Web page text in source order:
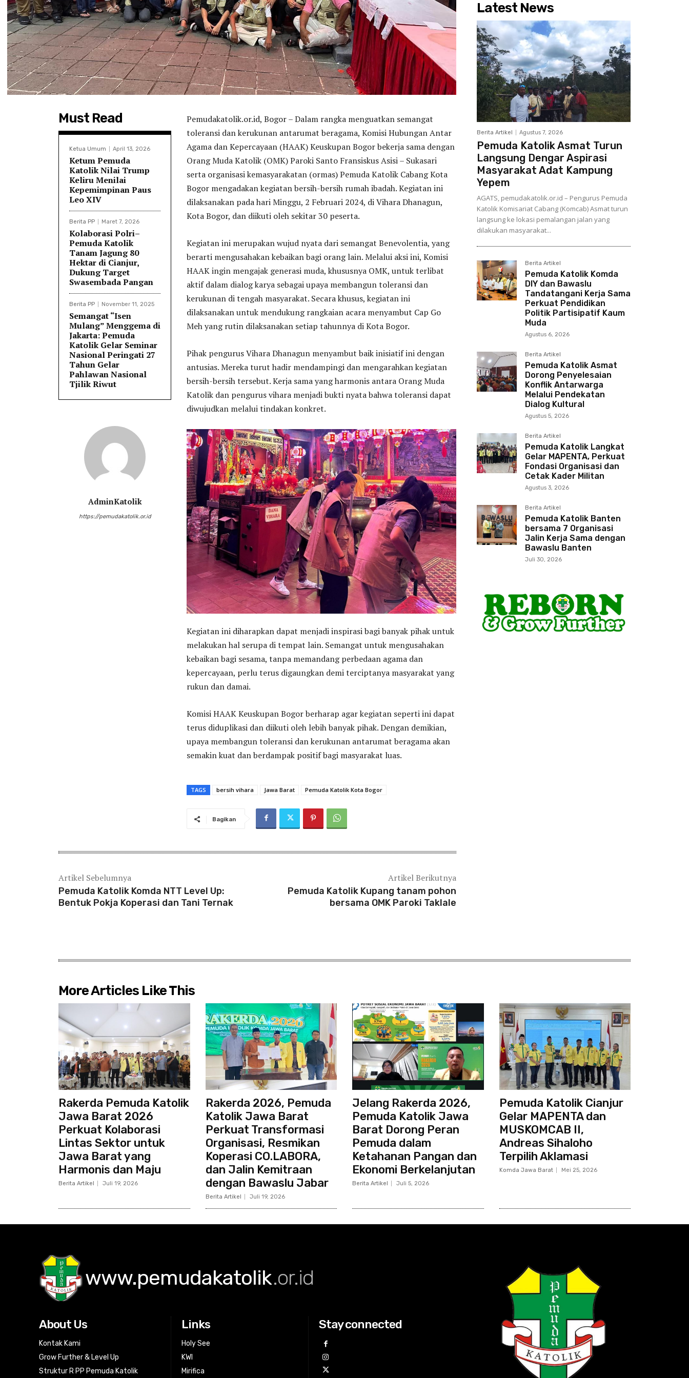
Must Read
Ketua Umum April 13, 2026
Ketum Pemuda
Katolik Nilai Trump
Keliru Menilai
Kepemimpinan Paus
Leo XIV
Berita PP Maret 7, 2026
Kolaborasi Polri–
Pemuda Katolik
Tanam Jagung 80
Hektar di Cianjur,
Dukung Target
Swasembada Pangan
Berita PP November 11, 2025
Semangat “Isen
Mulang” Menggema di
Jakarta: Pemuda
Katolik Gelar Seminar
Nasional Peringati 27
Tahun Gelar
Pahlawan Nasional
Tjilik Riwut
AdminKatolik
https://pemudakatolik.or.id
Pemudakatolik.or.id, Bogor – Dalam rangka menguatkan semangat
toleransi dan kerukunan antarumat beragama, Komisi Hubungan Antar
Agama dan Kepercayaan (HAAK) Keuskupan Bogor bekerja sama dengan
Orang Muda Katolik (OMK) Paroki Santo Fransiskus Asisi – Sukasari
serta organisasi kemasyarakatan (ormas) Pemuda Katolik Cabang Kota
Bogor mengadakan kegiatan bersih-bersih rumah ibadah. Kegiatan ini
dilaksanakan pada hari Minggu, 2 Februari 2024, di Vihara Dhanagun,
Kota Bogor, dan diikuti oleh sekitar 30 peserta.
Kegiatan ini merupakan wujud nyata dari semangat Benevolentia, yang
berarti mengusahakan kebaikan bagi orang lain. Melalui aksi ini, Komisi
HAAK ingin mengajak generasi muda, khususnya OMK, untuk terlibat
aktif dalam dialog karya sebagai upaya membangun toleransi dan
kerukunan di tengah masyarakat. Secara khusus, kegiatan ini
dilaksanakan untuk mendukung rangkaian acara menyambut Cap Go
Meh yang rutin dilaksanakan setiap tahunnya di Kota Bogor.
Pihak pengurus Vihara Dhanagun menyambut baik inisiatif ini dengan
antusias. Mereka turut hadir mendampingi dan mengarahkan kegiatan
bersih-bersih tersebut. Kerja sama yang harmonis antara Orang Muda
Katolik dan pengurus vihara menjadi bukti nyata bahwa toleransi dapat
diwujudkan melalui tindakan konkret.
Kegiatan ini diharapkan dapat menjadi inspirasi bagi banyak pihak untuk
melakukan hal serupa di tempat lain. Semangat untuk mengusahakan
kebaikan bagi sesama, tanpa memandang perbedaan agama dan
kepercayaan, perlu terus digaungkan demi terciptanya masyarakat yang
rukun dan damai.
Komisi HAAK Keuskupan Bogor berharap agar kegiatan seperti ini dapat
terus diduplikasi dan diikuti oleh lebih banyak pihak. Dengan demikian,
upaya membangun toleransi dan kerukunan antarumat beragama akan
semakin kuat dan berdampak positif bagi masyarakat luas.
TAGS bersih vihara Jawa Barat Pemuda Katolik Kota Bogor
Bagikan
Artikel Sebelumnya
Pemuda Katolik Komda NTT Level Up:
Bentuk Pokja Koperasi dan Tani Ternak
Artikel Berikutnya
Pemuda Katolik Kupang tanam pohon
bersama OMK Paroki Taklale
Latest News
Berita Artikel Agustus 7, 2026
Pemuda Katolik Asmat Turun
Langsung Dengar Aspirasi
Masyarakat Adat Kampung
Yepem
AGATS, pemudakatolik.or.id – Pengurus Pemuda
Katolik Komisariat Cabang (Komcab) Asmat turun
langsung ke lokasi pemalangan jalan yang
dilakukan masyarakat...
Berita Artikel
Pemuda Katolik Komda
DIY dan Bawaslu
Tandatangani Kerja Sama
Perkuat Pendidikan
Politik Partisipatif Kaum
Muda
Agustus 6, 2026
Berita Artikel
Pemuda Katolik Asmat
Dorong Penyelesaian
Konflik Antarwarga
Melalui Pendekatan
Dialog Kultural
Agustus 5, 2026
Berita Artikel
Pemuda Katolik Langkat
Gelar MAPENTA, Perkuat
Fondasi Organisasi dan
Cetak Kader Militan
Agustus 3, 2026
Berita Artikel
Pemuda Katolik Banten
bersama 7 Organisasi
Jalin Kerja Sama dengan
Bawaslu Banten
Juli 30, 2026
More Articles Like This
Rakerda Pemuda Katolik
Jawa Barat 2026
Perkuat Kolaborasi
Lintas Sektor untuk
Jawa Barat yang
Harmonis dan Maju
Berita Artikel Juli 19, 2026
Rakerda 2026, Pemuda
Katolik Jawa Barat
Perkuat Transformasi
Organisasi, Resmikan
Koperasi CO.LABORA,
dan Jalin Kemitraan
dengan Bawaslu Jabar
Berita Artikel Juli 19, 2026
Jelang Rakerda 2026,
Pemuda Katolik Jawa
Barat Dorong Peran
Pemuda dalam
Ketahanan Pangan dan
Ekonomi Berkelanjutan
Berita Artikel Juli 5, 2026
Pemuda Katolik Cianjur
Gelar MAPENTA dan
MUSKOMCAB II,
Andreas Sihaloho
Terpilih Aklamasi
Komda Jawa Barat Mei 25, 2026
www.pemudakatolik.or.id
About Us
Kontak Kami
Grow Further & Level Up
Struktur R PP Pemuda Katolik
Links
Holy See
KWI
Mirifica
Stay connected